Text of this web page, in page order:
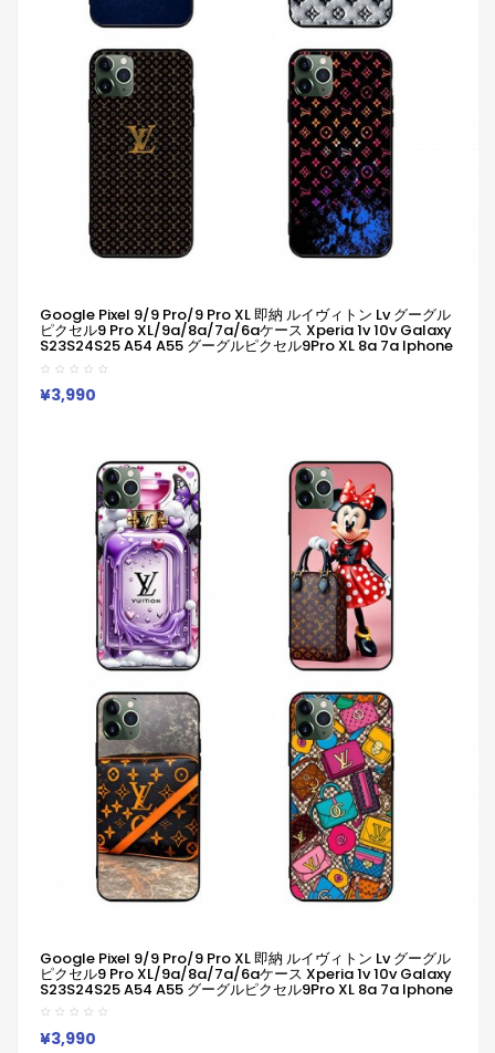
Google Pixel 9/9 Pro/9 Pro XL 即納 ルイヴィトン Lv グーグル
ピクセル9 Pro XL/9a/8a/7a/6aケース Xperia 1v 10v Galaxy
S23S24S25 A54 A55 グーグルピクセル9Pro XL 8a 7a Iphone
14 15 16 Pro Maxケース ルイヴィトン Lv ブランドGoogle Pixel
6a 7a 8a 8 Pro 9aスマホケース
¥3,990
Google Pixel 9/9 Pro/9 Pro XL 即納 ルイヴィトン Lv グーグル
ピクセル9 Pro XL/9a/8a/7a/6aケース Xperia 1v 10v Galaxy
S23S24S25 A54 A55 グーグルピクセル9Pro XL 8a 7a Iphone
14 15 16 Pro Maxケース ルイヴィトン Lv ブランドGoogle Pixel
6a 7a 8a 8 Pro 9aスマホケース
Iphone/Galaxy/Google/Xperia/Pixelなど全機種対応
¥3,990